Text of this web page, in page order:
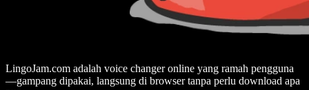
LingoJam.com adalah voice changer online yang ramah pengguna
—gampang dipakai, langsung di browser tanpa perlu download apa